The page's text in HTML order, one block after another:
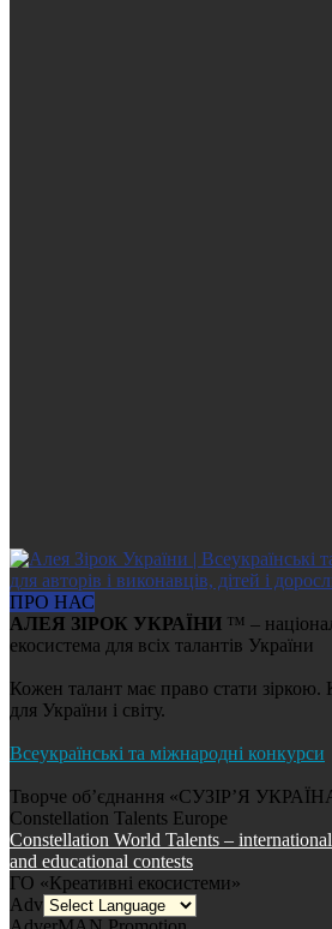
ПРО НАС
АЛЕЯ ЗІРОК УКРАЇНИ ™ –
екосистема для всіх талантів України
Кожен талант має право стати зіркою.
для України і світу.
Всеукраїнські та міжнародні конкурси
Творче об’єднання «СУЗІР’Я
Constellation Talents Europe
Constellation World Talents –
and educational contests
ГО «Креативні екосистеми»
AdverMAN Education